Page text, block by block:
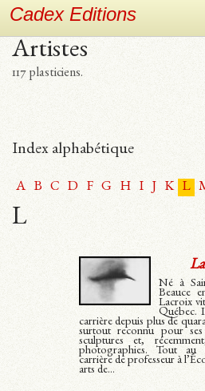
Cadex Editions
Artistes
117 plasticiens.
Index alphabétique
A B C D F G H I J K L
L
Né à
Beauce
Lacroix
Québec.
carrière depuis plus de
surtout reconnu pour ses
sculptures et,
photographies. Tout
carrière de professeur à
arts de...